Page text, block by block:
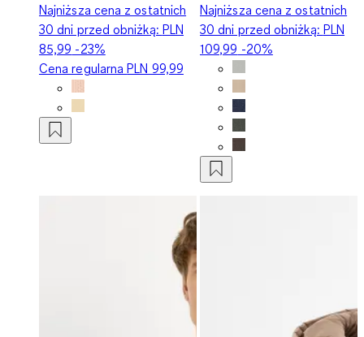
Najniższa cena z ostatnich
30 dni przed obniżką: PLN
85,99 -23%
Cena regularnaPLN 99,99
Najniższa cena z ostatnich
30 dni przed obniżką: PLN
109,99 -20%